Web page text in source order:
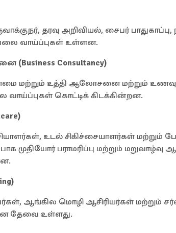
தரவு அறிவியல், சைபர் பாதுகாப்பு,
வாய்ப்புகள் உள்ளன.
Consultancy)
மற்றும் உத்தி ஆலோசனை மற்றும் உணவு,
வாய்ப்புகள் கொட்டிக் கிடக்கின்றன.
உடல் சிகிச்சையாளர்கள் மற்றும்
முதியோர் பராமரிப்பு மற்றும் மறுவாழ்வு
ஆங்கில மொழி ஆசிரியர்கள் மற்றும்
தேவை உள்ளது.